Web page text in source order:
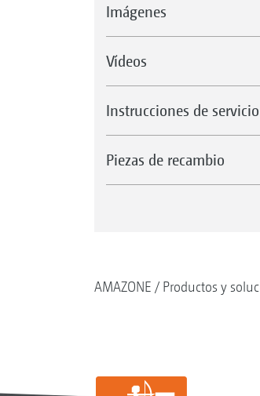
Imágenes
Vídeos
Instrucciones de servicio
Piezas de recambio
AMAZONE Productos y